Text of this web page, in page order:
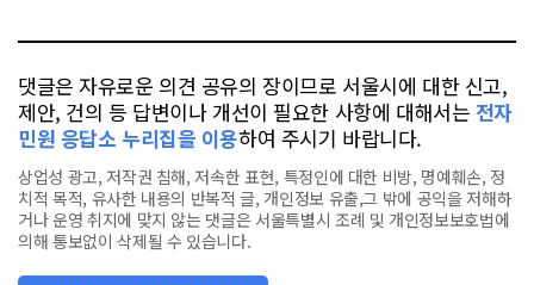
댓글은 자유로운 의견 공유의 장이므로 서울시에 대한 신고,
제안, 건의 등 답변이나 개선이 필요한 사항에 대해서는 전자
민원 응답소 누리집을 이용하여 주시기 바랍니다.
상업성 광고, 저작권 침해, 저속한 표현, 특정인에 대한 비방, 명예훼손, 정
치적 목적, 유사한 내용의 반복적 글, 개인정보 유출,그 밖에 공익을 저해하
거나 운영 취지에 맞지 않는 댓글은 서울특별시 조례 및 개인정보보호법에
의해 통보없이 삭제될 수 있습니다.